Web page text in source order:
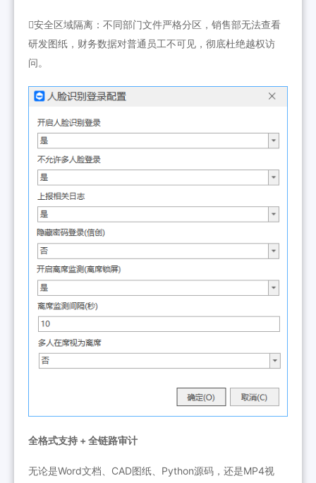
安全区域隔离：不同部门文件严格分区，销售部无法查看
研发图纸，财务数据对普通员工不可见，彻底杜绝越权访
问。
全格式支持 + 全链路审计
无论是Word文档、CAD图纸、Python源码，还是MP4视